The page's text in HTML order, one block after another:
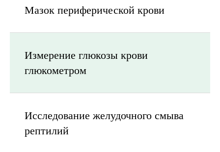
Мазок периферической крови
Измерение глюкозы крови
глюкометром
Исследование желудочного смыва
рептилий